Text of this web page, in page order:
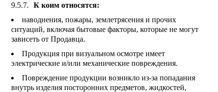
К коим относятся:
наводнения, пожары, землетрясения и прочих
ситуаций, включая бытовые факторы, которые не могут
зависеть от Продавца.
Продукция при визуальном осмотре имеет
электрические и/или механические повреждения.
Повреждение продукции возникло из-за попадания
внутрь изделия посторонних предметов, жидкостей,